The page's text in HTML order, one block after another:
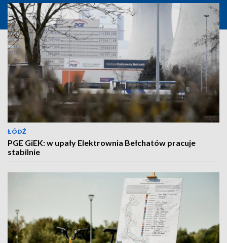
ŁÓDŹ
PGE GiEK: w upały Elektrownia Bełchatów pracuje
stabilnie